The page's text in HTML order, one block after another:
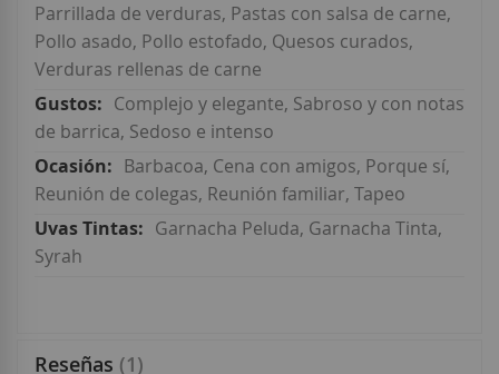
Parrillada de verduras, Pastas con salsa de carne,
Pollo asado, Pollo estofado, Quesos curados,
Verduras rellenas de carne
Complejo y elegante, Sabroso y con notas
de barrica, Sedoso e intenso
Barbacoa, Cena con amigos, Porque sí,
Reunión de colegas, Reunión familiar, Tapeo
Garnacha Peluda, Garnacha Tinta,
Syrah
Reseñas 1